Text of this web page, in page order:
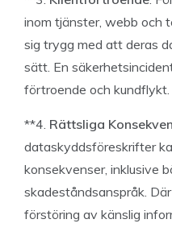
inom tjänster, webb och
sig trygg med att deras
sätt. En
förtroende och kundflykt.
**4. Rättsliga
dataskyddsföreskrifter
konsekvenser, inklusive
skadeståndsanspråk.
förstöring av känslig